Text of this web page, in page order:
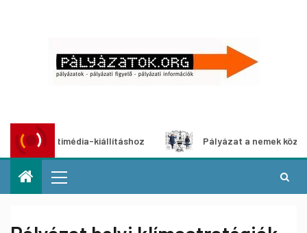
multimédia-kiállításhoz Pályázat a nemek közötti